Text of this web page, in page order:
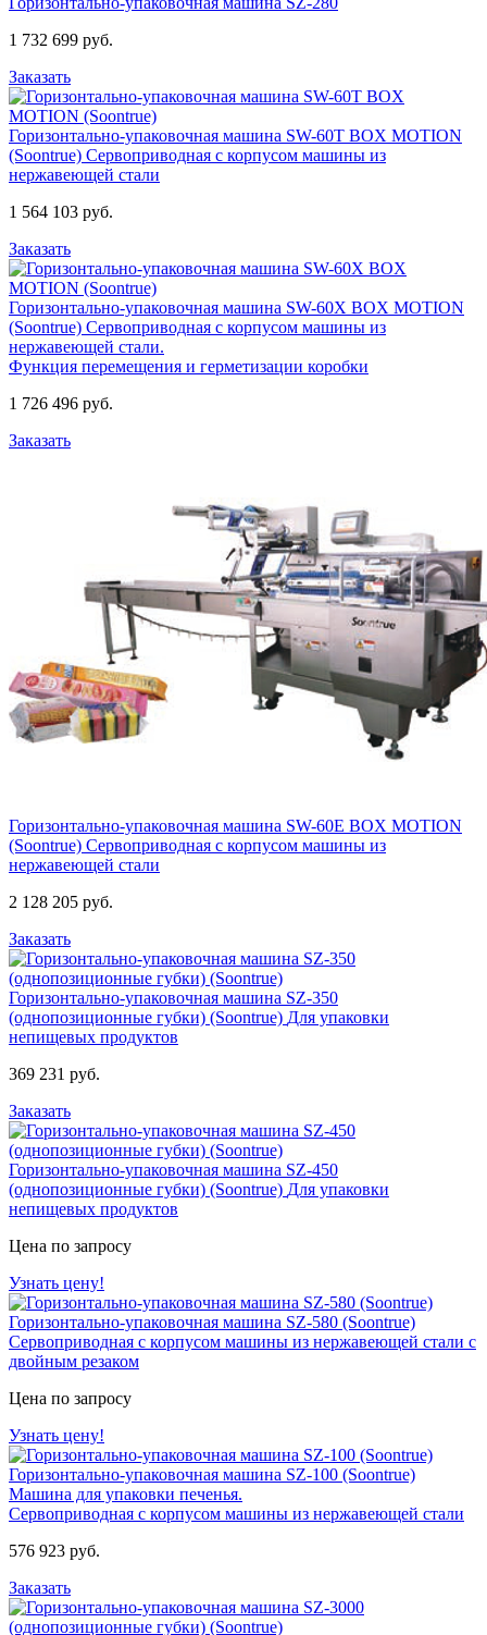
1 732 699 руб.
Заказать
Горизонтально-упаковочная машина SW-60T BOX MOTION
(Soontrue) Сервоприводная с корпусом машины из
нержавеющей стали
1 564 103 руб.
Заказать
Горизонтально-упаковочная машина SW-60X BOX MOTION
(Soontrue) Сервоприводная с корпусом машины из
нержавеющей стали.
Функция перемещения и герметизации коробки
1 726 496 руб.
Заказать
Горизонтально-упаковочная машина SW-60E BOX MOTION
(Soontrue) Сервоприводная с корпусом машины из
нержавеющей стали
2 128 205 руб.
Заказать
Горизонтально-упаковочная машина SZ-350
(однопозиционные губки) (Soontrue) Для упаковки
непищевых продуктов
369 231 руб.
Заказать
Горизонтально-упаковочная машина SZ-450
(однопозиционные губки) (Soontrue) Для упаковки
непищевых продуктов
Цена по запросу
Узнать цену!
Горизонтально-упаковочная машина SZ-580 (Soontrue)
Сервоприводная с корпусом машины из нержавеющей стали c
двойным резаком
Цена по запросу
Узнать цену!
Горизонтально-упаковочная машина SZ-100 (Soontrue)
Машина для упаковки печенья.
Сервоприводная с корпусом машины из нержавеющей стали
576 923 руб.
Заказать